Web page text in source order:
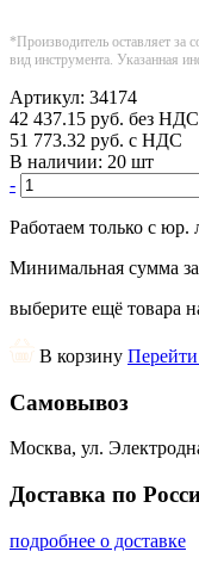
*Производитель оставляет за
вид инструмента. Указанная
Артикул: 34174
42 437.15 руб. без НДС
51 773.32 руб. с НДС
В наличии: 20 шт
-
Работаем только с юр.
Минимальная сумма
выберите ещё товара
В корзину
Самовывоз
Москва, ул.
Доставка по
подробнее о доставке